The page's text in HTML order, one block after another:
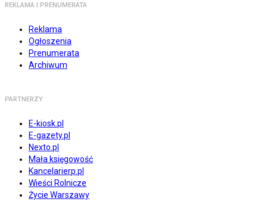
REKLAMA I PRENUMERATA
Reklama
Ogłoszenia
Prenumerata
Archiwum
PARTNERZY
E-kiosk.pl
E-gazety.pl
Nexto.pl
Mała księgowość
Kancelarierp.pl
Wieści Rolnicze
Życie Warszawy